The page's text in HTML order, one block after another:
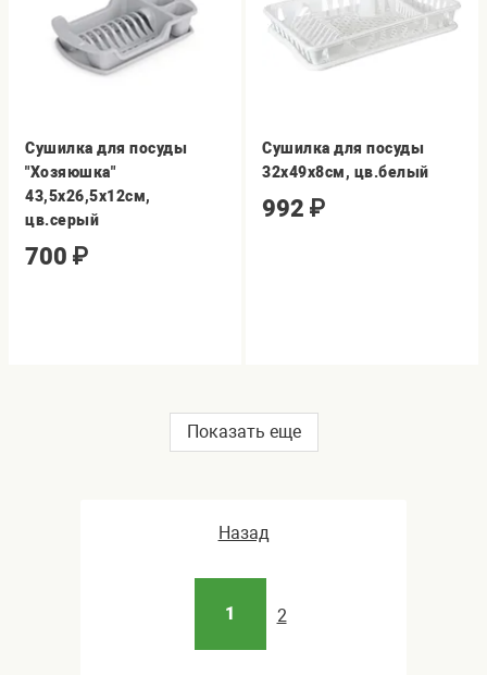
Сушилка для посуды
"Хозяюшка"
43,5х26,5х12см,
цв.серый
700 ₽
Сушилка для посуды
32х49х8см, цв.белый
992 ₽
Показать еще
Назад
1 2